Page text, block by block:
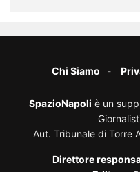
Chi Siamo
SpazioNapoli è un
Aut. Tribunale di Torre
Direttore